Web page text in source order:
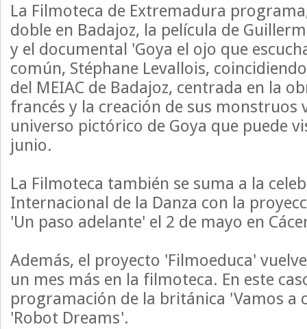
La Filmoteca de Extremadura
doble en Badajoz, la película de
y el documental 'Goya el ojo que
común, Stéphane Levallois,
del MEIAC de Badajoz, centrada en la
francés y la creación de sus monstruos
universo pictórico de Goya que puede
junio.
La Filmoteca también se suma a la
Internacional de la Danza con la
'Un paso adelante' el 2 de mayo en
Además, el proyecto 'Filmoeduca'
un mes más en la filmoteca. En este
programación de la británica 'Vamos a
'Robot Dreams'.